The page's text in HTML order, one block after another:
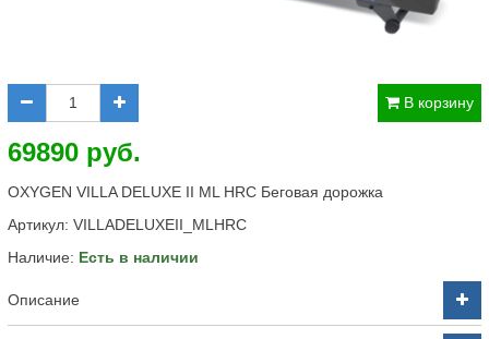
В корзину
69890 руб.
OXYGEN VILLA DELUXE II ML HRC Беговая дорожка
Артикул: VILLADELUXEII_MLHRC
Наличие: Есть в наличии
Описание